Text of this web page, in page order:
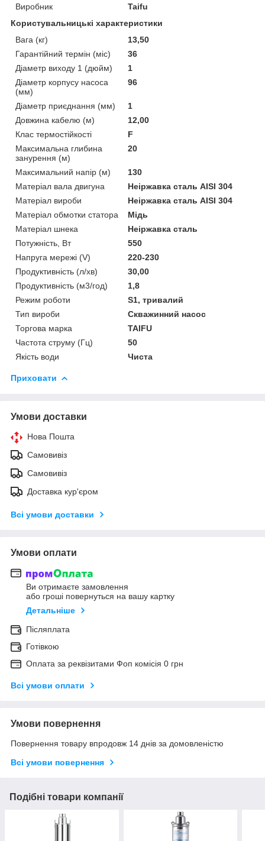
Виробник
Taifu
Користувальницькі характеристики
Вага (кг)
13,50
Гарантійний термін (міс)
36
Діаметр виходу 1 (дюйм)
1
Діаметр корпусу насоса
(мм)
96
Діаметр приєднання (мм)
1
Довжина кабелю (м)
12,00
Клас термостійкості
F
Максимальна глибина
занурення (м)
20
Максимальний напір (м)
130
Матеріал вала двигуна
Неіржавка сталь AISI 304
Матеріал вироби
Неіржавка сталь AISI 304
Матеріал обмотки статора
Мідь
Матеріал шнека
Неіржавка сталь
Потужність, Вт
550
Напруга мережі (V)
220-230
Продуктивність (л/хв)
30,00
Продуктивність (м3/год)
1,8
Режим роботи
S1, тривалий
Тип вироби
Скважинний насос
Торгова марка
TAIFU
Частота струму (Гц)
50
Якість води
Чиста
Приховати
Умови доставки
Нова Пошта
Самовивіз
Самовивіз
Доставка кур'єром
Всі умови доставки
Умови оплати
Ви отримаєте замовлення
або гроші повернуться на вашу картку
Детальніше
Післяплата
Готівкою
Оплата за реквізитами Фоп комісія 0 грн
Всі умови оплати
Умови повернення
Повернення товару впродовж 14 днів за домовленістю
Всі умови повернення
Подібні товари компанії